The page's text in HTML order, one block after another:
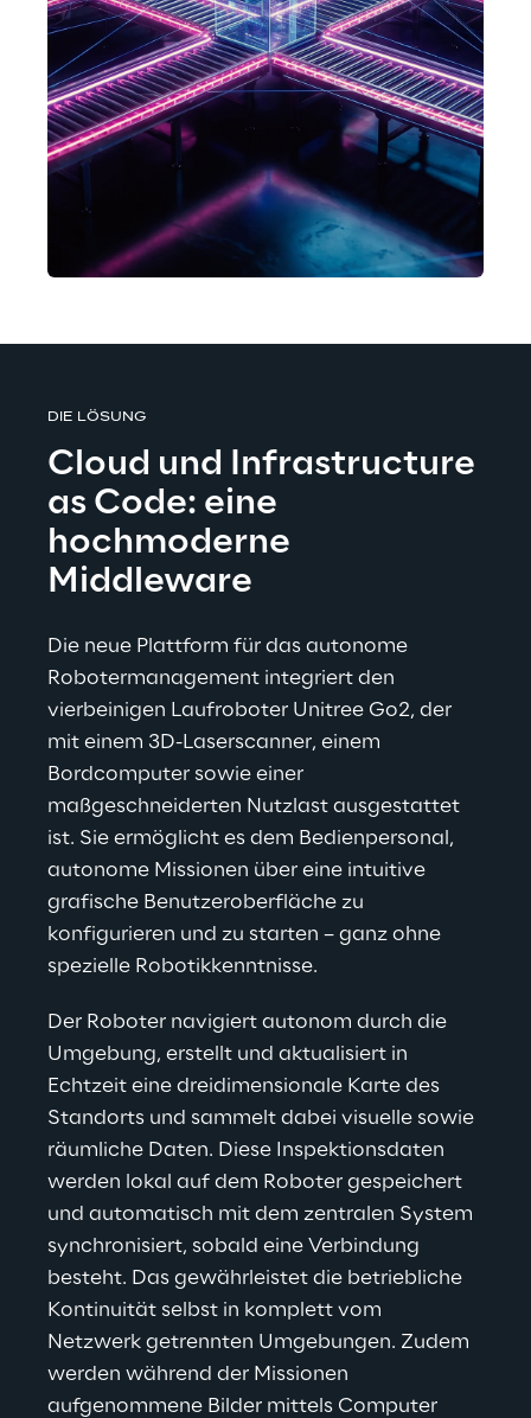
DIE LÖSUNG
Cloud und Infrastructure
as Code: eine
hochmoderne
Middleware
Die neue Plattform für das autonome
Robotermanagement integriert den
vierbeinigen Laufroboter Unitree Go2, der
mit einem 3D-Laserscanner, einem
Bordcomputer sowie einer
maßgeschneiderten Nutzlast ausgestattet
ist. Sie ermöglicht es dem Bedienpersonal,
autonome Missionen über eine intuitive
grafische Benutzeroberfläche zu
konfigurieren und zu starten – ganz ohne
spezielle Robotikkenntnisse.
Der Roboter navigiert autonom durch die
Umgebung, erstellt und aktualisiert in
Echtzeit eine dreidimensionale Karte des
Standorts und sammelt dabei visuelle sowie
räumliche Daten. Diese Inspektionsdaten
werden lokal auf dem Roboter gespeichert
und automatisch mit dem zentralen System
synchronisiert, sobald eine Verbindung
besteht. Das gewährleistet die betriebliche
Kontinuität selbst in komplett vom
Netzwerk getrennten Umgebungen. Zudem
werden während der Missionen
aufgenommene Bilder mittels Computer